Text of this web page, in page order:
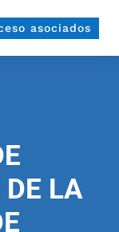
asociados
LA